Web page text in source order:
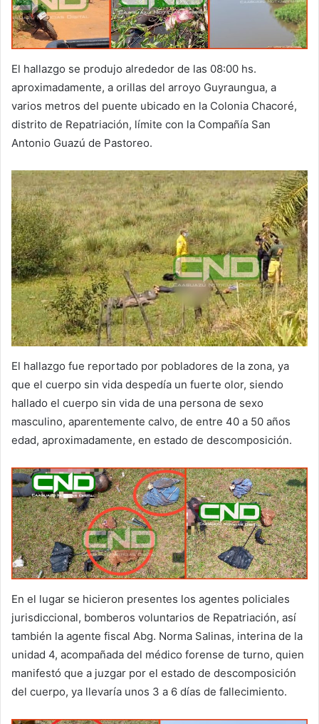
El hallazgo se produjo alrededor de las 08:00 hs.
aproximadamente, a orillas del arroyo Guyraungua, a
varios metros del puente ubicado en la Colonia Chacoré,
distrito de Repatriación, límite con la Compañía San
Antonio Guazú de Pastoreo.
El hallazgo fue reportado por pobladores de la zona, ya
que el cuerpo sin vida despedía un fuerte olor, siendo
hallado el cuerpo sin vida de una persona de sexo
masculino, aparentemente calvo, de entre 40 a 50 años
edad, aproximadamente, en estado de descomposición.
En el lugar se hicieron presentes los agentes policiales
jurisdiccional, bomberos voluntarios de Repatriación, así
también la agente fiscal Abg. Norma Salinas, interina de la
unidad 4, acompañada del médico forense de turno, quien
manifestó que a juzgar por el estado de descomposición
del cuerpo, ya llevaría unos 3 a 6 días de fallecimiento.